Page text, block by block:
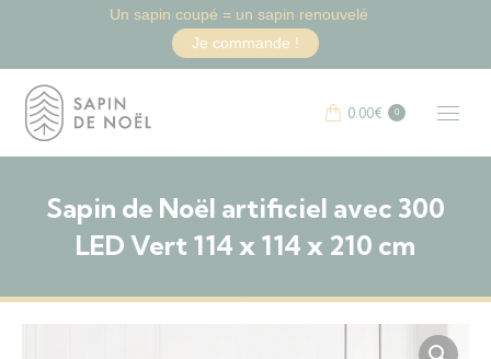
0.00€ 0
Sapin de Noël artificiel avec 300
LED Vert 114 x 114 x 210 cm
Un sapin coupé = un sapin renouvelé
Je commande !